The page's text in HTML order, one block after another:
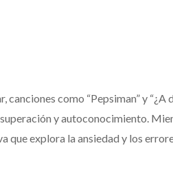
canciones como “Pepsiman” y
y autoconocimiento.
que explora la ansiedad y los